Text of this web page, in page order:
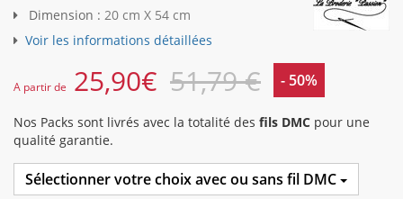
Dimension : 20 cm X 54 cm
Voir les informations détaillées
A partir de 25,90€ 51,79 € - 50%
Nos Packs sont livrés avec la totalité des fils DMC pour une
qualité garantie.
Sélectionner votre choix avec ou sans fil DMC